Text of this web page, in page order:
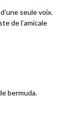
seule voix.
de l’amicale
bermuda.